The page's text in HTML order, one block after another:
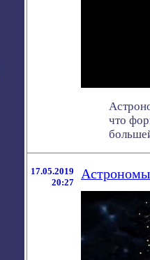
что
17.05.2019
20:27